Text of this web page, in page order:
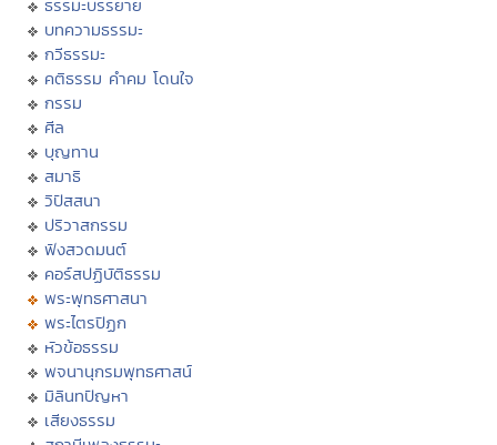
ธรรมะบรรยาย
บทความธรรมะ
กวีธรรมะ
คติธรรม คำคม โดนใจ
กรรม
ศีล
บุญทาน
สมาธิ
วิปัสสนา
ปริวาสกรรม
ฟังสวดมนต์
คอร์สปฏิบัติธรรม
พระพุทธศาสนา
พระไตรปิฏก
หัวข้อธรรม
พจนานุกรมพุทธศาสน์
มิลินทปัญหา
เสียงธรรม